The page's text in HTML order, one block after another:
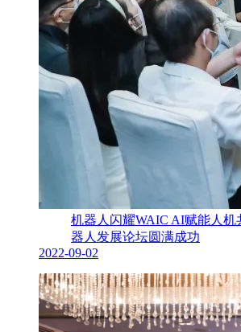
机器人闪耀WAIC AI赋能人
器人发展论坛圆满成功
2022-09-02